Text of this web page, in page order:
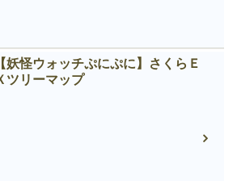
【妖怪ウォッチぷにぷに】さくらＥ
ツリーマップ